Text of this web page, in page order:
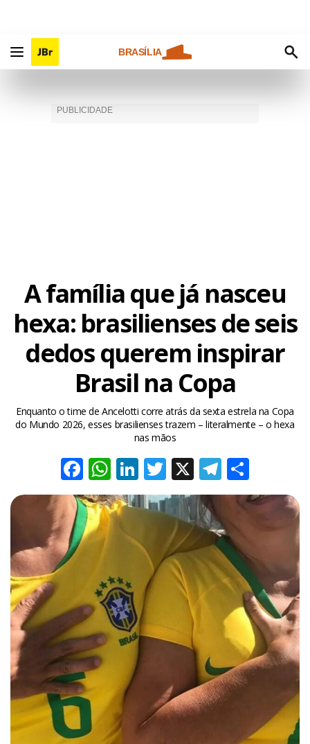
BRASÍLIA
A família que já nasceu
hexa: brasilienses de seis
dedos querem inspirar
Brasil na Copa
Enquanto o time de Ancelotti corre atrás da sexta estrela na Copa
do Mundo 2026, esses brasilienses trazem – literalmente – o hexa
nas mãos
Facebook
WhatsApp
LinkedIn
Twitter
X